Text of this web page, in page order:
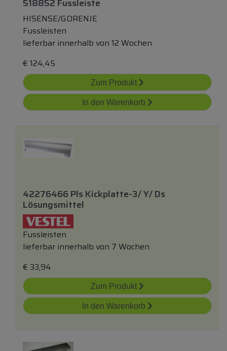
518852 Fussleiste
HISENSE/GORENJE
Fussleisten
lieferbar innerhalb von 12 Wochen
€ 124,45
Zum Produkt
In den Warenkorb
42276466 Pls Kickplatte-3/ Y/ Ds
Lösungsmittel
Fussleisten
lieferbar innerhalb von 7 Wochen
€ 33,94
Zum Produkt
In den Warenkorb